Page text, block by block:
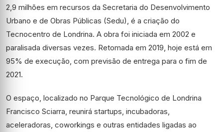
2,9 milhões em recursos da Secretaria do Desenvolvimento
Urbano e de Obras Públicas (Sedu), é a criação do
Tecnocentro de Londrina. A obra foi iniciada em 2002 e
paralisada diversas vezes. Retomada em 2019, hoje está em
95% de execução, com previsão de entrega para o fim de
2021.
O espaço, localizado no Parque Tecnológico de Londrina
Francisco Sciarra, reunirá startups, incubadoras,
aceleradoras, coworkings e outras entidades ligadas ao